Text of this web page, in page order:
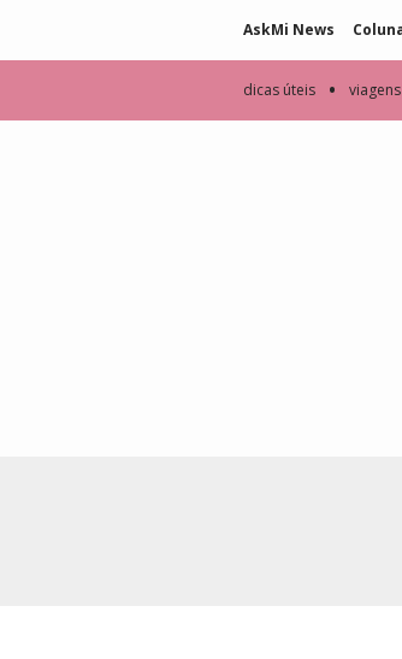
AskMi News
dicas úteis • viagens